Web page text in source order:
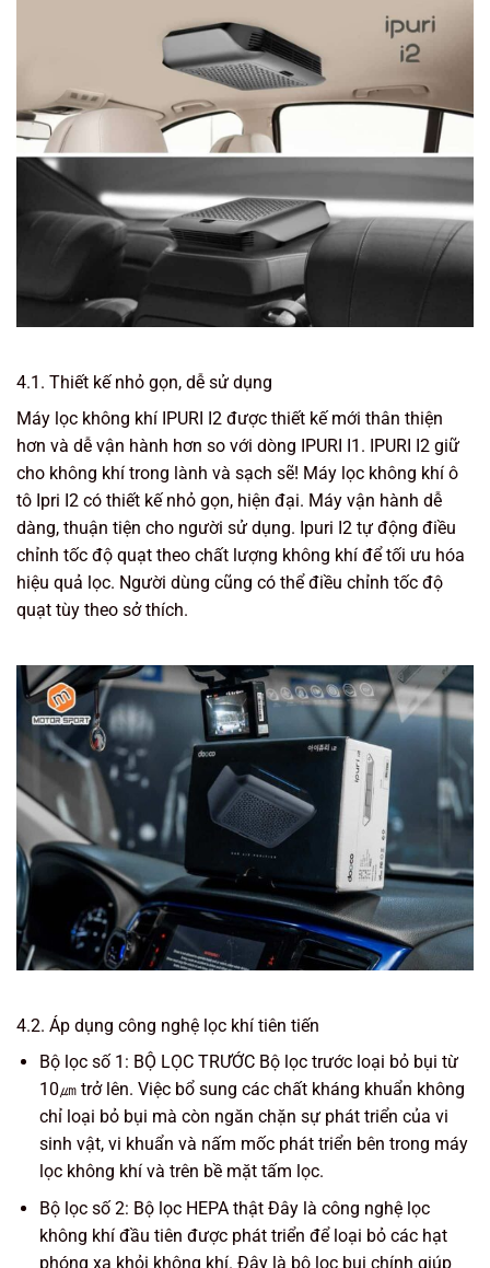
4.1. Thiết kế nhỏ gọn, dễ sử dụng
Máy lọc không khí IPURI I2 được thiết kế mới thân thiện
hơn và dễ vận hành hơn so với dòng IPURI I1. IPURI I2 giữ
cho không khí trong lành và sạch sẽ! Máy lọc không khí ô
tô Ipri I2 có thiết kế nhỏ gọn, hiện đại. Máy vận hành dễ
dàng, thuận tiện cho người sử dụng. Ipuri I2 tự động điều
chỉnh tốc độ quạt theo chất lượng không khí để tối ưu hóa
hiệu quả lọc. Người dùng cũng có thể điều chỉnh tốc độ
quạt tùy theo sở thích.
4.2. Áp dụng công nghệ lọc khí tiên tiến
Bộ lọc số 1: BỘ LỌC TRƯỚC Bộ lọc trước loại bỏ bụi từ
10㎛ trở lên. Việc bổ sung các chất kháng khuẩn không
chỉ loại bỏ bụi mà còn ngăn chặn sự phát triển của vi
sinh vật, vi khuẩn và nấm mốc phát triển bên trong máy
lọc không khí và trên bề mặt tấm lọc.
Bộ lọc số 2: Bộ lọc HEPA thật Đây là công nghệ lọc
không khí đầu tiên được phát triển để loại bỏ các hạt
phóng xạ khỏi không khí. Đây là bộ lọc bụi chính giúp